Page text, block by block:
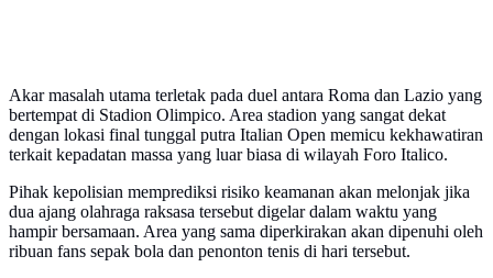
Akar masalah utama terletak pada duel antara Roma dan Lazio yang
bertempat di Stadion Olimpico. Area stadion yang sangat dekat
dengan lokasi final tunggal putra Italian Open memicu kekhawatiran
terkait kepadatan massa yang luar biasa di wilayah Foro Italico.
Pihak kepolisian memprediksi risiko keamanan akan melonjak jika
dua ajang olahraga raksasa tersebut digelar dalam waktu yang
hampir bersamaan. Area yang sama diperkirakan akan dipenuhi oleh
ribuan fans sepak bola dan penonton tenis di hari tersebut.